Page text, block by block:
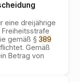
eine dreijährige
gemäß § 389
Gemäß
Betrag von